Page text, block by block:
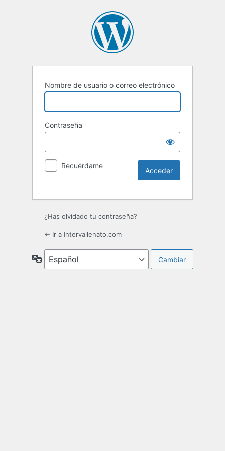
Nombre de usuario o correo electrónico
Contraseña
Recuérdame
¿Has olvidado tu contraseña?
← Ir a Intervallenato.com
Idioma